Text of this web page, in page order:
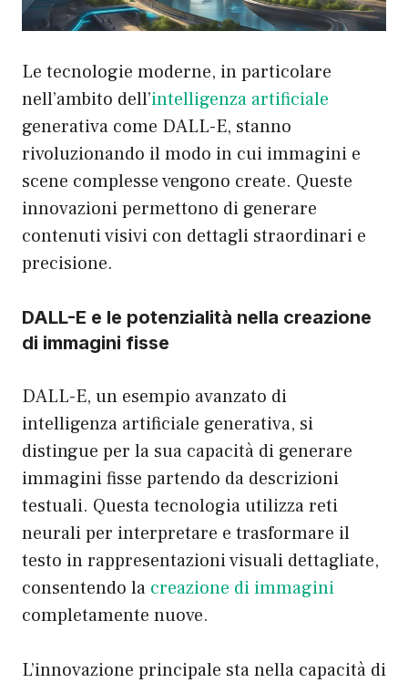
Le tecnologie moderne, in particolare
nell’ambito dell’intelligenza artificiale
generativa come DALL-E, stanno
rivoluzionando il modo in cui immagini e
scene complesse vengono create. Queste
innovazioni permettono di generare
contenuti visivi con dettagli straordinari e
precisione.
DALL-E e le potenzialità nella creazione
di immagini fisse
DALL-E, un esempio avanzato di
intelligenza artificiale generativa, si
distingue per la sua capacità di generare
immagini fisse partendo da descrizioni
testuali. Questa tecnologia utilizza reti
neurali per interpretare e trasformare il
testo in rappresentazioni visuali dettagliate,
consentendo la creazione di immagini
completamente nuove.
L’innovazione principale sta nella capacità di